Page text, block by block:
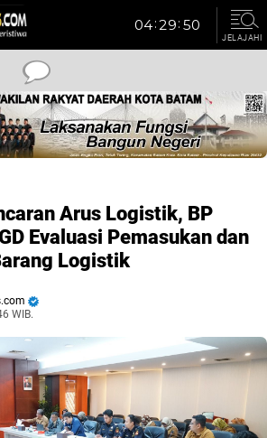
JELAJAHI
Arus Logistik, BP
Evaluasi Pemasukan dan
Logistik
WIB.